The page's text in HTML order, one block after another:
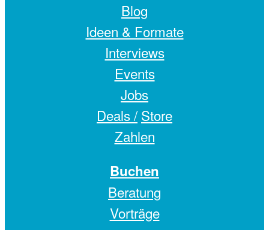
Blog
Ideen & Formate
Interviews
Events
Jobs
Deals / Store
Zahlen
Buchen
Beratung
Vorträge